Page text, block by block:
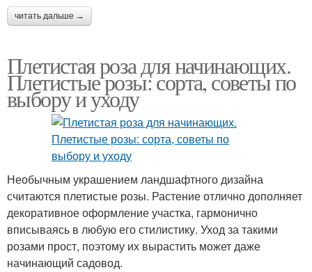
читать дальше →
Плетистая роза для начинающих.
Плетистые розы: сорта, советы по
выбору и уходу
Необычным украшением ландшафтного дизайна
считаются плетистые розы. Растение отлично дополняет
декоративное оформление участка, гармонично
вписываясь в любую его стилистику. Уход за такими
розами прост, поэтому их вырастить может даже
начинающий садовод.